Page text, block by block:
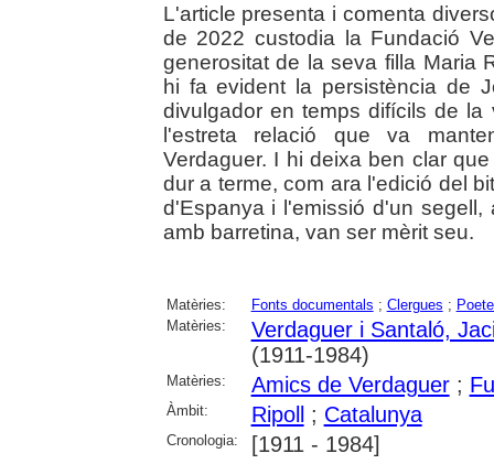
L'article presenta i comenta
de 2022 custodia la Fundació
generositat de la seva filla Maria
hi fa evident la persistència de
divulgador en temps difícils de
l'estreta relació que va
Verdaguer. I hi deixa ben clar
dur a terme, com ara l'edició del
d'Espanya i l'emissió d'un
amb barretina, van ser mèrit seu.
Matèries: Fonts documentals ; Clergues ;
Matèries:
Verdaguer i Santaló,
(1911-1984)
Matèries: Amics de Verdaguer;
Àmbit: Ripoll ; Catalunya
Cronologia: [1911 - 1984]